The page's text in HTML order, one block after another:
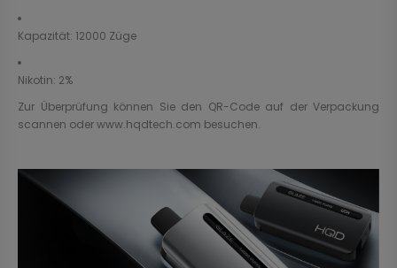
Kapazität: 12000 Züge
Nikotin: 2%
Zur Überprüfung können Sie den QR-Code auf der Verpackung
scannen oderwww.hqdtech.com besuchen.